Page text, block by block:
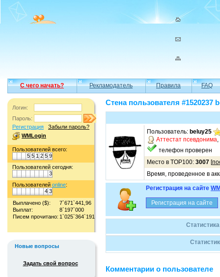
С чего начать? Рекламодатель Правила FAQ
Логин:
Пароль:
Регистрация
Забыли пароль?
WMLogin
Пользователей всего:
5 5 1 2 5 9
Пользователей сегодня:
3
Пользователей online:
4 3
Выплачено ($):
7`671`441,96
Выплат:
8`197`000
Писем прочитано: 1`025`364`191
Новые вопросы
Задать свой вопрос
Стена пользователя #1520237
Пользователь: beluy25
Аттестат псевдонима
телефон проверен
Место в TOP100: 3007 [
Время, проведенное в
Регистрация на сайте
Комментарии о пользователе